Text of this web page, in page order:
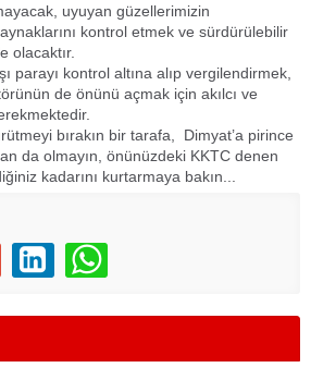
uyuyan güzellerimizin
kontrol etmek ve sürdürülebilir
olacaktır.
parayı kontrol altına alıp vergilendirmek,
de önünü açmak için akılcı ve
bırakın bir tarafa, Dimyat’a pirince
da olmayın, önünüzdeki KKTC denen
kadarını kurtarmaya bakın...